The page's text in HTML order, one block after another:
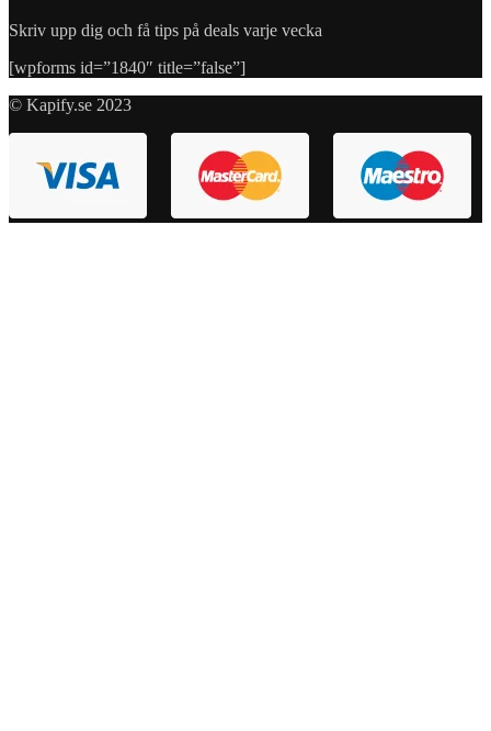
Skriv upp dig och få tips på deals varje vecka
[wpforms id=”1840″ title=”false”]
© Kapify.se 2023